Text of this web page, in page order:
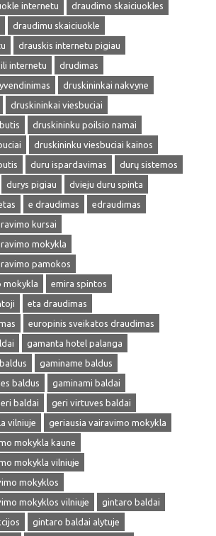
internetu
draudimo skaiciuokles
draudimu skaiciuokle
drauskis internetu pigiau
internetu
drudimas
druskininkai nakvyne
druskininkai viesbuciai
druskininku poilsio namai
druskininku viesbuciai kainos
duru ispardavimas
durų sistemos
durys pigiau
dvieju duru spinta
e draudimas
edraudimas
kursai
mokykla
pamokos
mokykla
emira spintos
eta draudimas
europinis sveikatos draudimas
gamanta hotel palanga
gaminame baldus
baldus
gaminami baldai
baldai
geri virtuves baldai
vilniuje
geriausia vairavimo mokykla
mokykla kaune
mokykla vilniuje
mokyklos
mokyklos vilniuje
gintaro baldai
gintaro baldai alytuje